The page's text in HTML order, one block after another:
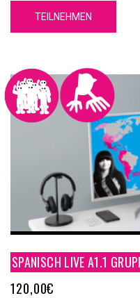
TEILNEHMEN
SPANISCH LIVE A1.1
120,00€